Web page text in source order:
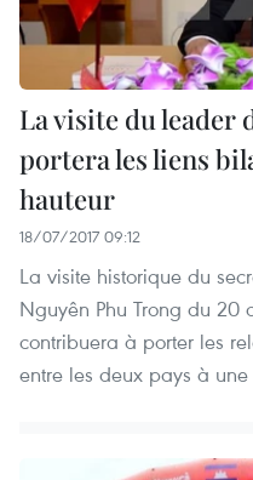
La visite du leader
portera les liens
hauteur
18/07/2017 09:12
La visite historique du
Nguyên Phu Trong du
contribuera à porter les
entre les deux pays à